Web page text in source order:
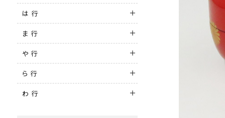
は 行
ま 行
や 行
ら 行
わ 行